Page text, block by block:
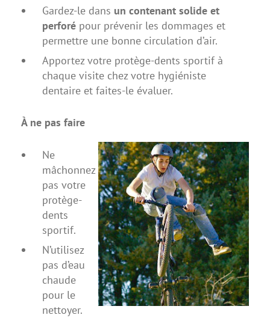
Gardez-le dans un contenant solide et
perforé pour prévenir les dommages et
permettre une bonne circulation d’air.
Apportez votre protège-dents sportif à
chaque visite chez votre hygiéniste
dentaire et faites-le évaluer.
À ne pas faire
Ne
mâchonnez
pas votre
protège-
dents
sportif.
N’utilisez
pas d’eau
chaude
pour le
nettoyer.